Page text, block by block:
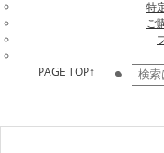
特
ご
PAGE TOP↑